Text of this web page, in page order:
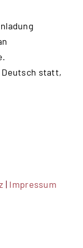
.
statt,
| Impressum